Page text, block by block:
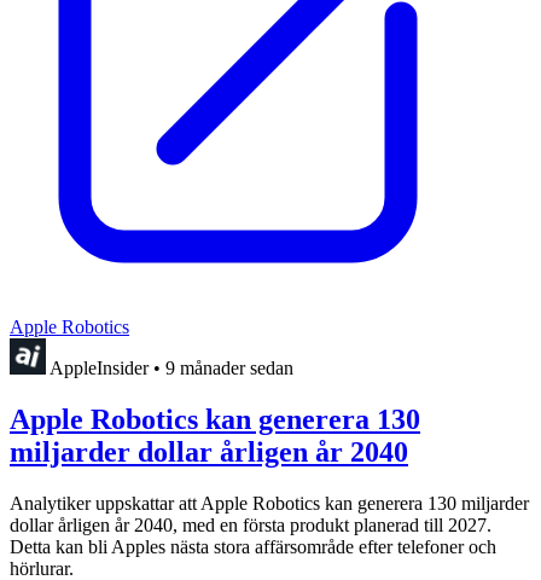
Apple Robotics
AppleInsider • 9 månader sedan
Apple Robotics kan generera 130
miljarder dollar årligen år 2040
Analytiker uppskattar att Apple Robotics kan generera 130 miljarder
dollar årligen år 2040, med en första produkt planerad till 2027.
Detta kan bli Apples nästa stora affärsområde efter telefoner och
hörlurar.